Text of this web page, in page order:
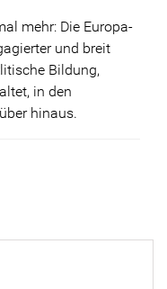
mehr: Die Europa-
und breit
Bildung,
in den
hinaus.